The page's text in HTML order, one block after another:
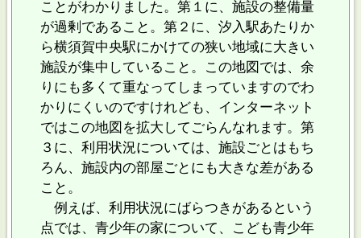
ことがわかりました。第１に、施設の整備量
が過剰であること。第２に、汐入駅あたりか
ら横須賀中央駅にかけての狭い地域に大きい
施設が集中していること。この地図では、余
りにも多くて重なってしまっていますのでわ
かりにくいのですけれども、インターネット
ではこの地図を拡大してごらんなれます。第
３に、利用状況については、施設ごとはもち
ろん、施設内の部屋ごとにも大きな差がある
こと。
例えば、利用状況にばらつきがあるという
点では、青少年の家について、こども青少年